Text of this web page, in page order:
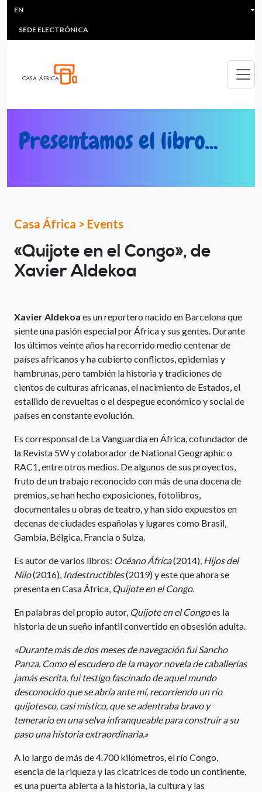
Skip to main content
HEADER MENU
MULTIMEDIA
SEDE ELECTRÓNICA
EN
Casa África > Events
«Quijote en el Congo», de
Xavier Aldekoa
Xavier Aldekoa es un reportero nacido en Barcelona que
siente una pasión especial por África y sus gentes. Durante
los últimos veinte años ha recorrido medio centenar de
países africanos y ha cubierto conflictos, epidemias y
hambrunas, pero también la historia y tradiciones de
cientos de culturas africanas, el nacimiento de Estados, el
estallido de revueltas o el despegue económico y social de
países en constante evolución.
Es corresponsal de La Vanguardia en África, cofundador de
la Revista 5W y colaborador de National Geographic o
RAC1, entre otros medios. De algunos de sus proyectos,
fruto de un trabajo reconocido con más de una docena de
premios, se han hecho exposiciones, fotolibros,
documentales u obras de teatro, y han sido expuestos en
decenas de ciudades españolas y lugares como Brasil,
Gambia, Bélgica, Francia o Suiza.
Es autor de varios libros: Océano África(2014), Hijos del
Nilo(2016), Indestructibles(2019) y este que ahora se
presenta en Casa África, Quijote en el Congo.
En palabras del propio autor, Quijote en el Congoes la
historia de un sueño infantil convertido en obsesión adulta.
«Durante más de dos meses de navegación fui Sancho
Panza. Como el escudero de la mayor novela de caballerías
jamás escrita, fui testigo fascinado de aquel mundo
desconocido que se abría ante mí, recorriendo un río
quijotesco, casi místico, que se adentraba bravo y
temerario en una selva infranqueable para construir a su
paso una historia extraordinaria.»
A lo largo de más de 4.700 kilómetros, el río Congo,
esencia de la riqueza y las cicatrices de todo un continente,
es una puerta abierta a la historia, la cultura y las